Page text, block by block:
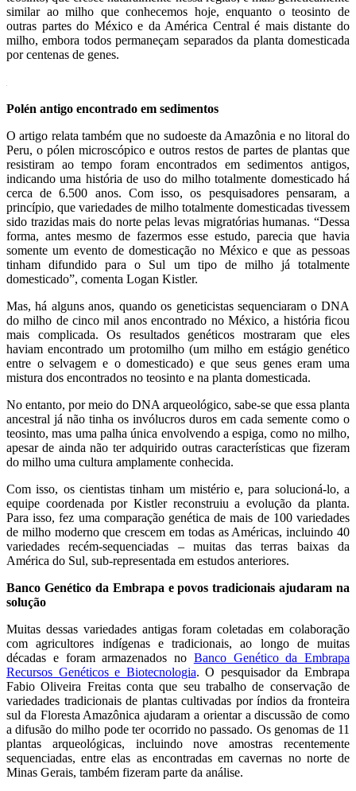
similar ao milho que conhecemos hoje, enquanto o teosinto de
outras partes do México e da América Central é mais distante do
milho, embora todos permaneçam separados da planta domesticada
por centenas de genes.
Polén antigo encontrado em sedimentos
O artigo relata também que no sudoeste da Amazônia e no litoral do
Peru, o pólen microscópico e outros restos de partes de plantas que
resistiram ao tempo foram encontrados em sedimentos antigos,
indicando uma história de uso do milho totalmente domesticado há
cerca de 6.500 anos. Com isso, os pesquisadores pensaram, a
princípio, que variedades de milho totalmente domesticadas tivessem
sido trazidas mais do norte pelas levas migratórias humanas. “Dessa
forma, antes mesmo de fazermos esse estudo, parecia que havia
somente um evento de domesticação no México e que as pessoas
tinham difundido para o Sul um tipo de milho já totalmente
domesticado”, comenta Logan Kistler.
Mas, há alguns anos, quando os geneticistas sequenciaram o DNA
do milho de cinco mil anos encontrado no México, a história ficou
mais complicada. Os resultados genéticos mostraram que eles
haviam encontrado um protomilho (um milho em estágio genético
entre o selvagem e o domesticado) e que seus genes eram uma
mistura dos encontrados no teosinto e na planta domesticada.
No entanto, por meio do DNA arqueológico, sabe-se que essa planta
ancestral já não tinha os invólucros duros em cada semente como o
teosinto, mas uma palha única envolvendo a espiga, como no milho,
apesar de ainda não ter adquirido outras características que fizeram
do milho uma cultura amplamente conhecida.
Com isso, os cientistas tinham um mistério e, para solucioná-lo, a
equipe coordenada por Kistler reconstruiu a evolução da planta.
Para isso, fez uma comparação genética de mais de 100 variedades
de milho moderno que crescem em todas as Américas, incluindo 40
variedades recém-sequenciadas – muitas das terras baixas da
América do Sul, sub-representada em estudos anteriores.
Banco Genético da Embrapa e povos tradicionais ajudaram na
solução
Muitas dessas variedades antigas foram coletadas em colaboração
com agricultores indígenas e tradicionais, ao longo de muitas
décadas e foram armazenados no Banco Genético da Embrapa
Recursos Genéticos e Biotecnologia. O pesquisador da Embrapa
Fabio Oliveira Freitas conta que seu trabalho de conservação de
variedades tradicionais de plantas cultivadas por índios da fronteira
sul da Floresta Amazônica ajudaram a orientar a discussão de como
a difusão do milho pode ter ocorrido no passado. Os genomas de 11
plantas arqueológicas, incluindo nove amostras recentemente
sequenciadas, entre elas as encontradas em cavernas no norte de
Minas Gerais, também fizeram parte da análise.